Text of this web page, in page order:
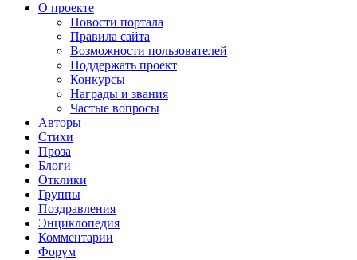
О проекте
Новости портала
Правила сайта
Возможности пользователей
Поддержать проект
Конкурсы
Награды и звания
Частые вопросы
Авторы
Стихи
Проза
Блоги
Отклики
Группы
Поздравления
Энциклопедия
Комментарии
Форум